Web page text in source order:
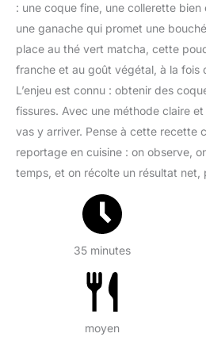
: une coque fine, une collerette bien
une ganache qui promet une
place au thé vert matcha, cette
franche et au goût végétal, à la fois
L’enjeu est connu : obtenir des
fissures. Avec une méthode claire
vas y arriver. Pense à cette recette
reportage en cuisine : on observe,
temps, et on récolte un résultat net,
35 minutes
moyen